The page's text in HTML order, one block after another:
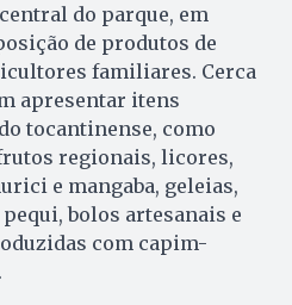
do parque, em
de produtos de
familiares. Cerca
apresentar itens
tocantinense, como
regionais, licores,
e mangaba, geleias,
bolos artesanais e
com capim-